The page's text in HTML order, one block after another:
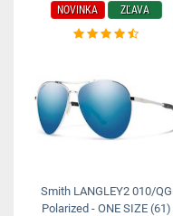
NOVINKA ZĽAVA
Smith LANGLEY2 010/QG
Polarized - ONE SIZE (61)